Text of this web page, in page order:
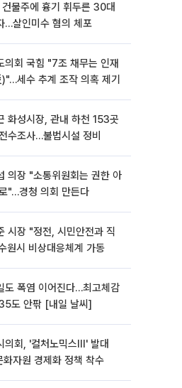
물주에 흉기 휘두른 30대
…살인미수 혐의 체포
의회 국힘 "7조 채무는 인재
세수 추계 조작 의혹 제기
화성시장, 관내 하천 153곳
수조사…불법시설 정비
의장 "소통위원회는 권한 아
"…경청 의회 만든다
시장 "정전, 시민안전과 직
원시 비상대응체계 가동
도 폭염 이어진다…최고체감
도 안팎 [내일 날씨]
의회, '컬처노믹스Ⅲ' 발대
자원 경제화 정책 착수